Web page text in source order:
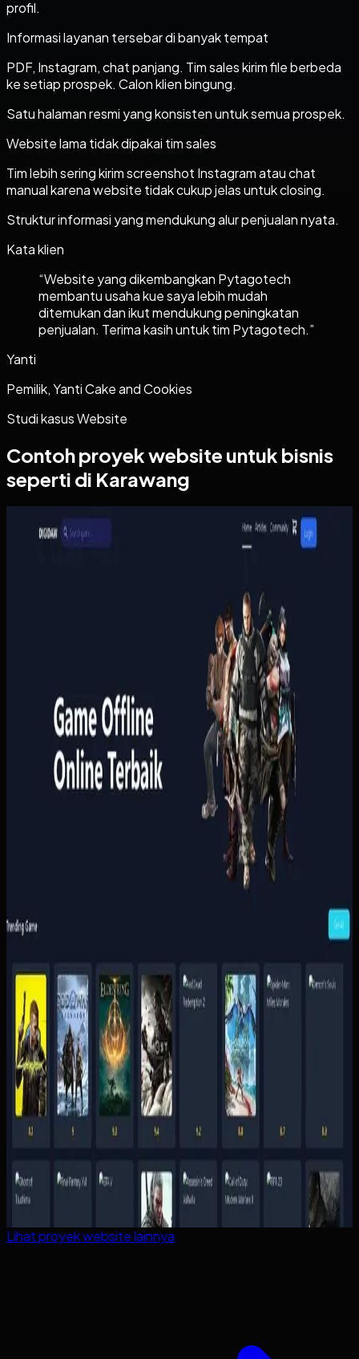
profil.
Informasi layanan tersebar di banyak tempat
PDF, Instagram, chat panjang. Tim sales kirim file berbeda
ke setiap prospek. Calon klien bingung.
Satu halaman resmi yang konsisten untuk semua prospek.
Website lama tidak dipakai tim sales
Tim lebih sering kirim screenshot Instagram atau chat
manual karena website tidak cukup jelas untuk closing.
Struktur informasi yang mendukung alur penjualan nyata.
Kata klien
“Website yang dikembangkan Pytagotech
membantu usaha kue saya lebih mudah
ditemukan dan ikut mendukung peningkatan
penjualan. Terima kasih untuk tim Pytagotech.”
Yanti
Pemilik, Yanti Cake and Cookies
Studi kasusWebsite
Contoh proyekwebsite untuk bisnis
seperti di Karawang
Website
Digidaw Gameshop
Pembelian game masih bergantung pada proses manual
yang lambat, sementara pengguna butuh metode
pembayaran lokal dan konfirmasi yang cepat. Tanpa sistem
yang rapi, proses transaksi terasa merepotkan dan
kepercayaan pelanggan lebih sulit dibangun.
Yang kami bangun
Kami menata katalog, keranjang, pembayaran, dan riwayat
pembelian pengguna dalam satu alur yang ringkas.
Pembayaran dan status pesanan dihubungkan ke proses
penyerahan akses supaya pelanggan tidak perlu
menunggu admin untuk setiap transaksi.
Lihat proyekwebsitelainnya